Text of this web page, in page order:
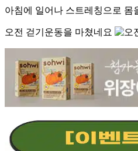
아침에 일어나 스트레칭으로 몸
오전 걷기운동을 마쳤네요